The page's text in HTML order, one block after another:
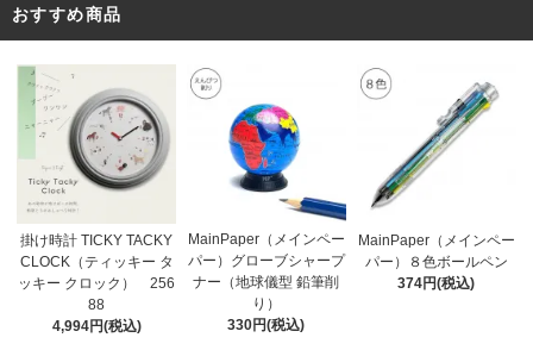
おすすめ商品
掛け時計 TICKY TACKY
CLOCK（ティッキー タ
ッキー クロック） 256
88
4,994円(税込)
MainPaper（メインペー
パー）グローブシャープ
ナー（地球儀型 鉛筆削
り）
330円(税込)
MainPaper（メインペー
パー）８色ボールペン
374円(税込)